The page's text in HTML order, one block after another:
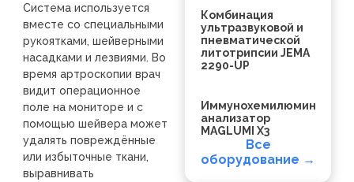
Система используется
вместе со специальными
рукоятками, шейверными
насадками и лезвиями. Во
время артроскопии врач
видит операционное
поле на мониторе и с
помощью шейвера может
удалять повреждённые
или избыточные ткани,
выравнивать
Комбинация
ультразвуковой и
пневматической
литотрипсии JEMA
2290-UP
анализатор
MAGLUMI X3
Все
оборудование →